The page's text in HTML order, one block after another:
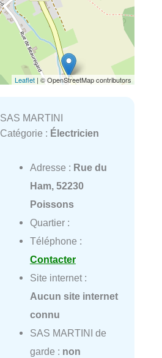
Leaflet | © OpenStreetMap contributors
SAS MARTINI
Catégorie : Électricien
Adresse : Rue du
Ham, 52230
Poissons
Quartier :
Téléphone :
Contacter
Site internet :
Aucun site internet
connu
SAS MARTINI de
garde : non